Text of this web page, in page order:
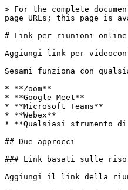
> For the complete
page URLs; this page is
# Link per riunioni online
Aggiungi link per
Sesami funziona con
* **Zoom**
* **Google Meet**
* **Microsoft Teams**
* **Webex**
* **Qualsiasi strumento di
## Due approcci
### Link basati sulle
Aggiungi il link della